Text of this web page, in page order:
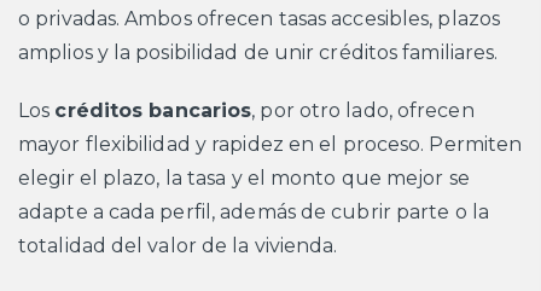
o privadas. Ambos ofrecen tasas accesibles, plazos
amplios y la posibilidad de unir créditos familiares.
Los créditos bancarios, por otro lado, ofrecen
mayor flexibilidad y rapidez en el proceso. Permiten
elegir el plazo, la tasa y el monto que mejor se
adapte a cada perfil, además de cubrir parte o la
totalidad del valor de la vivienda.